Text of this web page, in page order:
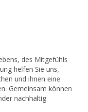
des Mitgefühls
helfen Sie uns,
und ihnen eine
Gemeinsam können
nachhaltig